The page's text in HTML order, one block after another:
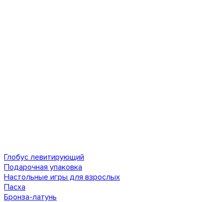
Глобус левитирующий
Подарочная упаковка
Настольные игры для взрослых
Пасха
Бронза-латунь